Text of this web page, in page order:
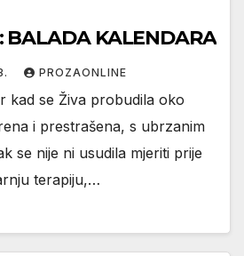
Jagoda Kljaić: BALADA KALENDARA
PROZAONLINE
kad se Živa probudila oko
i prestrašena, s ubrzanim
se nije ni usudila mjeriti prije
terapiju,…